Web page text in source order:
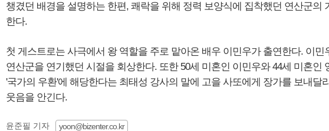
챙겼던 배경을 설명하는 한편, 쾌락을 위해 정력 보양식에 집착했던 연산군의
한다.
첫 게스트로는 사극에서 왕 역할을 주로 맡아온 배우 이민우가 출연한다. 이민
연산군을 연기했던 시절을 회상한다. 또한 50세 미혼인 이민우와 44세 미혼인
'국가의 우환'에 해당한다는 최태성 강사의 말에 고을 사또에게 장가를 보내달
웃음을 안긴다.
윤준필 기자
yoon@bizenter.co.kr